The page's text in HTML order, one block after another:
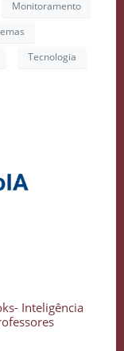
Monitoramento
Tecnologia
Inteligência